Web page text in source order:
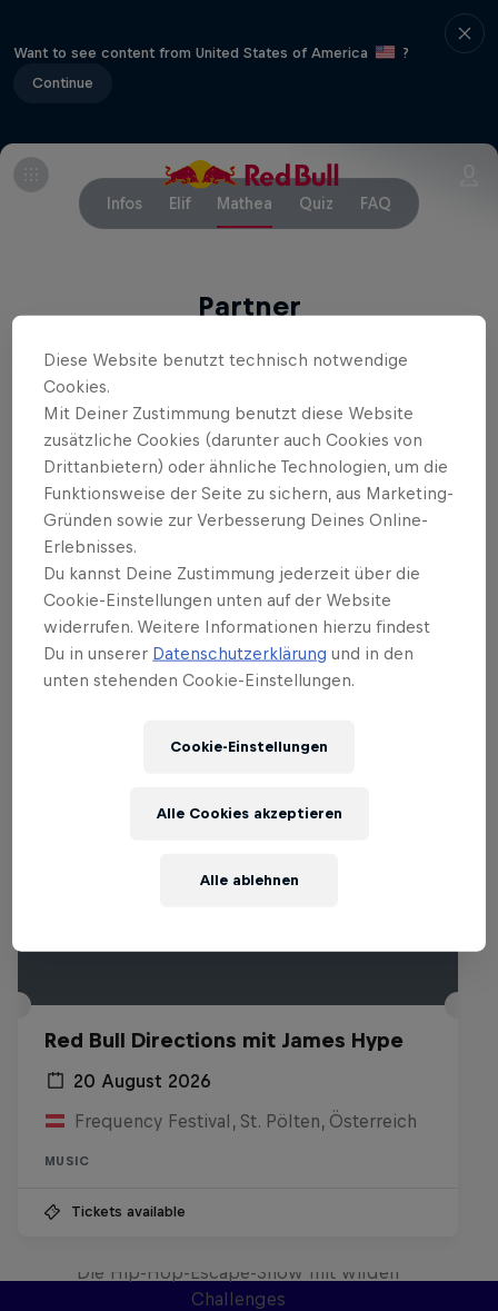
Want to see content from United States of America
?
Continue
Infos Elif Mathea Quiz FAQ
Partner
Ähnliche Events
Red Bull Directions mit James Hype
20 August 2026
Frequency Festival, St. Pölten, Österreich
MUSIC
Tickets available
Die Hip-Hop-Escape-Show mit wilden
Challenges
Diese Website benutzt technisch notwendige
Cookies.
Mit Deiner Zustimmung benutzt diese Website
zusätzliche Cookies (darunter auch Cookies von
Drittanbietern) oder ähnliche Technologien, um die
Funktionsweise der Seite zu sichern, aus Marketing-
Gründen sowie zur Verbesserung Deines Online-
Erlebnisses.
Du kannst Deine Zustimmung jederzeit über die
Cookie-Einstellungen unten auf der Website
widerrufen. Weitere Informationen hierzu findest
Du in unserer Datenschutzerklärung und in den
unten stehenden Cookie-Einstellungen.
Cookie-Einstellungen
Alle ablehnen
Alle Cookies akzeptieren